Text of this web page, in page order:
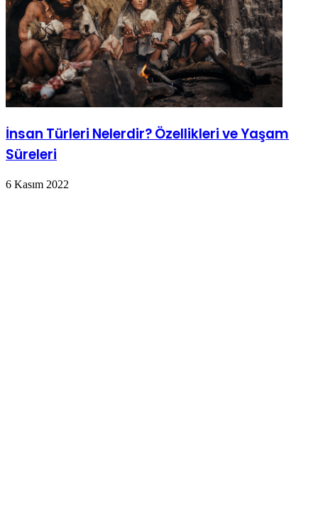
İnsan Türleri Nelerdir? Özellikleri ve Yaşam
Süreleri
6 Kasım 2022